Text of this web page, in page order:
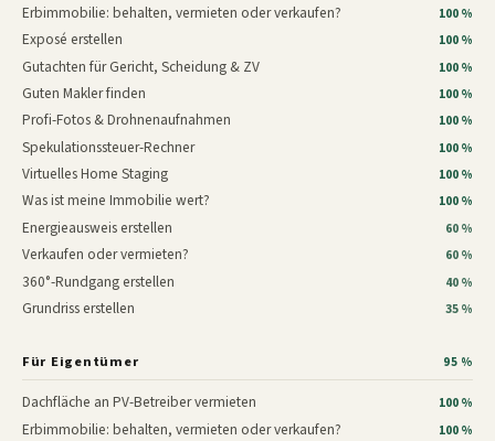
Erbimmobilie: behalten, vermieten oder verkaufen? 100 %
Exposé erstellen 100 %
Gutachten für Gericht, Scheidung & ZV 100 %
Guten Makler finden 100 %
Profi-Fotos & Drohnenaufnahmen 100 %
Spekulationssteuer-Rechner 100 %
Virtuelles Home Staging 100 %
Was ist meine Immobilie wert? 100 %
Energieausweis erstellen 60 %
Verkaufen oder vermieten? 60 %
360°-Rundgang erstellen 40 %
Grundriss erstellen 35 %
Für Eigentümer 95 %
Dachfläche an PV-Betreiber vermieten 100 %
Erbimmobilie: behalten, vermieten oder verkaufen? 100 %